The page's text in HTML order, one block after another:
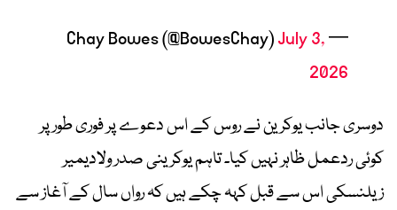
— Chay Bowes (@BowesChay)
July 3,
2026
دوسری جانب یوکرین نے روس کے اس دعوے پر فوری طور پر
کوئی ردعمل ظاہر نہیں کیا۔ تاہم یوکرینی صدر ولادیمیر
زیلنسکی اس سے قبل کہہ چکے ہیں کہ رواں سال کے آغاز سے